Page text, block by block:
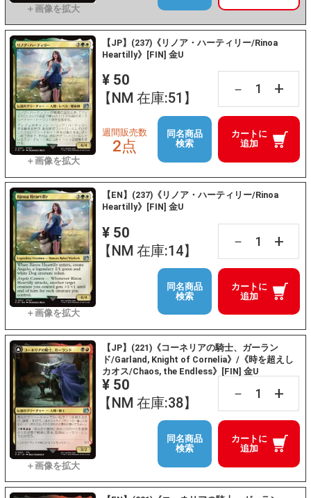
【JP】(237)《リノア・ハーティリー/Rinoa
Heartilly》[FIN] 金U
¥ 50
【NM 在庫:51】
－ +
カートに
追加
週間販売数
2点
同名商品
検索
【EN】(237)《リノア・ハーティリー/Rinoa
Heartilly》[FIN] 金U
¥ 50
【NM 在庫:14】
－ +
カートに
追加
同名商品
検索
【JP】(221)《コーネリアの騎士、ガーラン
ド/Garland, Knight of Cornelia》/《時を超えし
カオス/Chaos, the Endless》[FIN] 金U
¥ 50
【NM 在庫:38】
－ +
カートに
追加
同名商品
検索